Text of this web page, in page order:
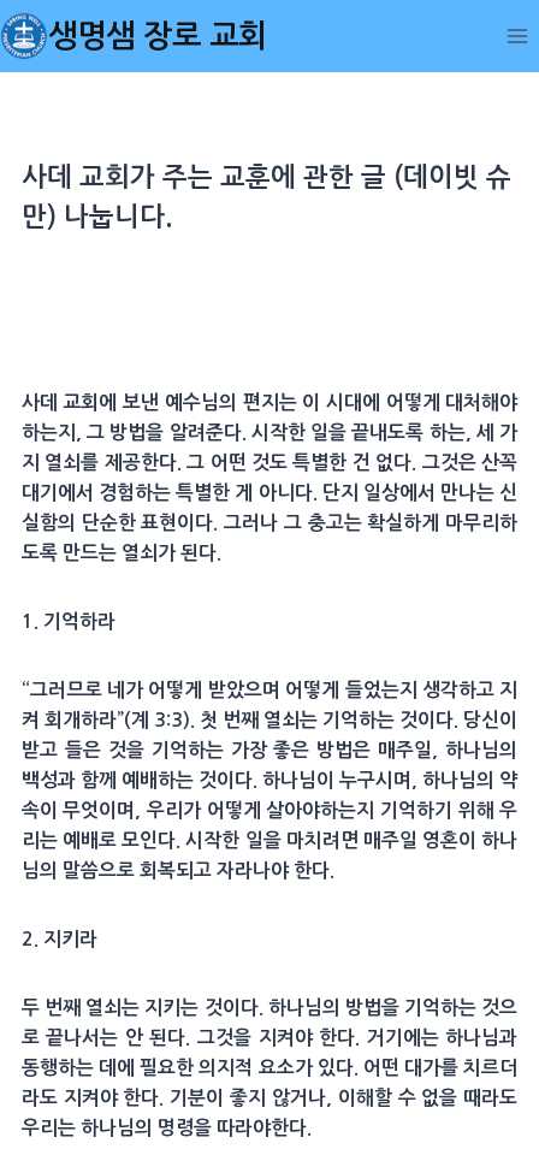
Skip
to
content
생명샘 장로 교회
사데 교회가 주는 교훈에 관한 글 (데이빗 슈
만) 나눕니다.
사데 교회에 보낸 예수님의 편지는 이 시대에 어떻게 대처해야
하는지, 그 방법을 알려준다. 시작한 일을 끝내도록 하는, 세 가
지 열쇠를 제공한다. 그 어떤 것도 특별한 건 없다. 그것은 산꼭
대기에서 경험하는 특별한 게 아니다. 단지 일상에서 만나는 신
실함의 단순한 표현이다. 그러나 그 충고는 확실하게 마무리하
도록 만드는 열쇠가 된다.
1. 기억하라
“그러므로 네가 어떻게 받았으며 어떻게 들었는지 생각하고 지
켜 회개하라”(계 3:3). 첫 번째 열쇠는 기억하는 것이다. 당신이
받고 들은 것을 기억하는 가장 좋은 방법은 매주일, 하나님의
백성과 함께 예배하는 것이다. 하나님이 누구시며, 하나님의 약
속이 무엇이며, 우리가 어떻게 살아야하는지 기억하기 위해 우
리는 예배로 모인다. 시작한 일을 마치려면 매주일 영혼이 하나
님의 말씀으로 회복되고 자라나야 한다.
2. 지키라
두 번째 열쇠는 지키는 것이다. 하나님의 방법을 기억하는 것으
로 끝나서는 안 된다. 그것을 지켜야 한다. 거기에는 하나님과
동행하는 데에 필요한 의지적 요소가 있다. 어떤 대가를 치르더
라도 지켜야 한다. 기분이 좋지 않거나, 이해할 수 없을 때라도
우리는 하나님의 명령을 따라야한다.